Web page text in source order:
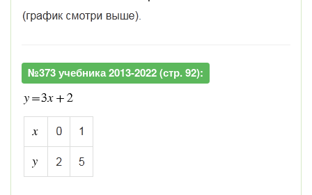
№373 учебника 2013-2022 (стр. 92):